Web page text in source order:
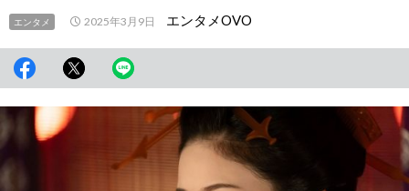
エンタメ 2025年3月9日 エンタメOVO